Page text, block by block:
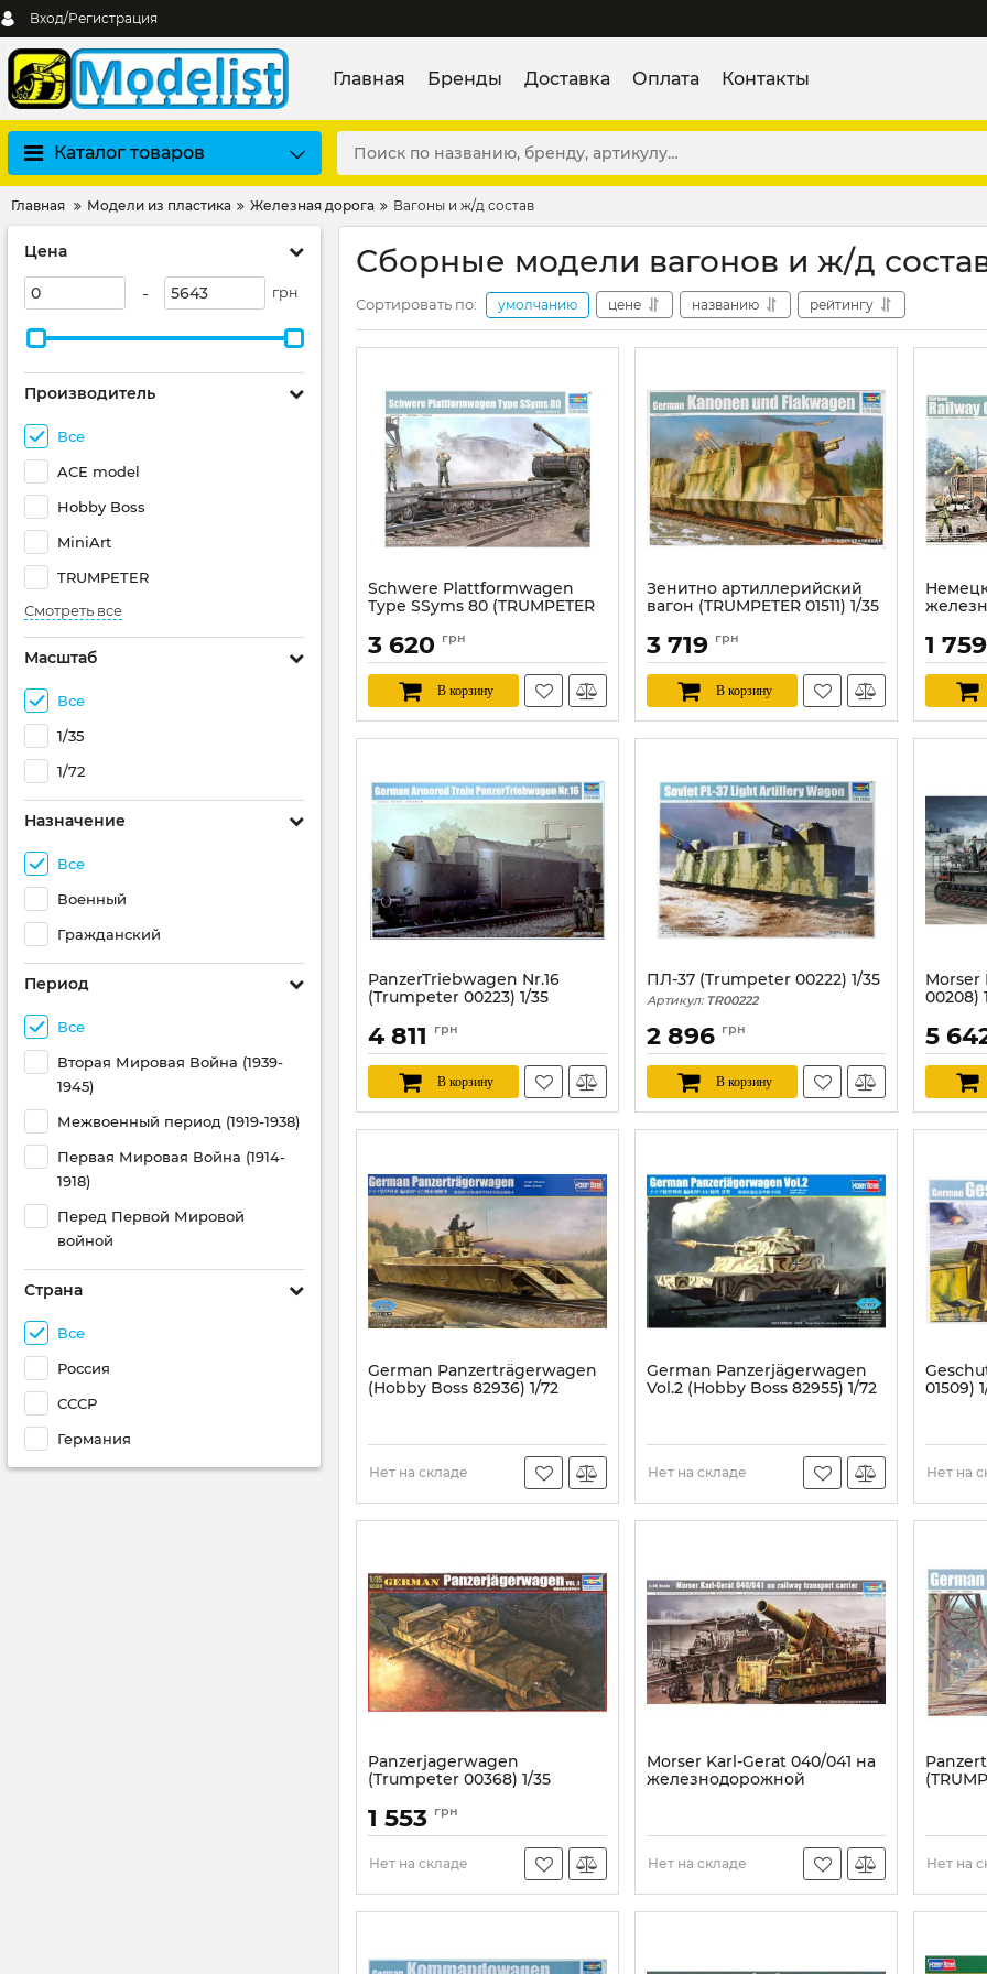
Вход/Регистрация
Главная Бренды Доставка Оплата Контакты
Каталог товаров
Главная Модели из пластика Железная дорога Вагоны и ж/д состав
Цена
- грн
Производитель
Все
ACE model
Hobby Boss
MiniArt
TRUMPETER
Смотреть все
Масштаб
Все
1/35
1/72
Назначение
Все
Военный
Гражданский
Период
Все
Вторая Мировая Война (1939-
1945)
Межвоенный период (1919-1938)
Первая Мировая Война (1914-
1918)
Перед Первой Мировой
войной
Страна
Все
Россия
СССР
Германия
Сборные модели вагонов и ж/д
Сортировать по: умолчанию цене названию рейтингу
Schwere Plattformwagen
Type SSyms 80 (TRUMPETER
Артикул: TR00221
3 620 грн
В корзину
Зенитно артиллерийский
вагон (TRUMPETER 01511) 1/35
3 719 грн
В корзину
01518)
Артикул:
1 759
PanzerTriebwagen Nr.16
(Trumpeter 00223) 1/35
4 811 грн
В корзину
ПЛ-37 (Trumpeter 00222) 1/35
Артикул: TR00222
2 896 грн
В корзину
Morser
00208)
5
German Panzerträgerwagen
(Hobby Boss 82936) 1/72
Нет на складе
German Panzerjägerwagen
Vol.2 (Hobby Boss 82955) 1/72
Нет на складе
01509)
Нет на
Panzerjagerwagen
(Trumpeter 00368) 1/35
1 553 грн
Нет на складе
Morser Karl-Gerat 040/041 на
железнодорожной
Артикул: TR00209
Нет на складе Нет на